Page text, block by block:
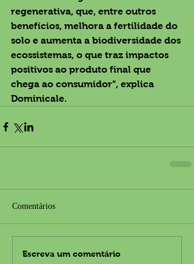
regenerativa, que, entre outros
benefícios, melhora a fertilidade do
solo e aumenta a biodiversidade dos
ecossistemas, o que traz impactos
positivos ao produto final que
chega ao consumidor”, explica
Dominicale.
Comentários
Escreva um comentário